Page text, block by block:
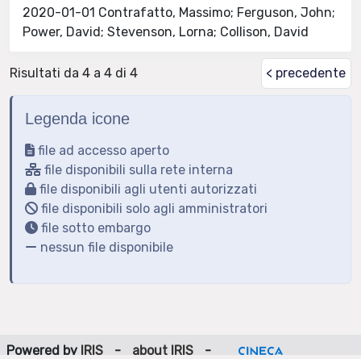
2020-01-01 Contrafatto, Massimo; Ferguson, John;
Power, David; Stevenson, Lorna; Collison, David
Risultati da 4 a 4 di 4 < precedente
Legenda icone
file ad accesso aperto
file disponibili sulla rete interna
file disponibili agli utenti autorizzati
file disponibili solo agli amministratori
file sotto embargo
nessun file disponibile
Powered by IRIS - about IRIS -